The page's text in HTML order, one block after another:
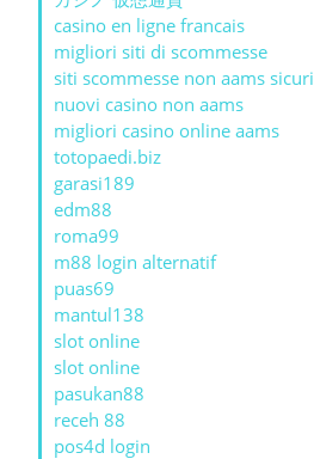
casino en ligne francais
migliori siti di scommesse
siti scommesse non aams sicuri
nuovi casino non aams
migliori casino online aams
totopaedi.biz
garasi189
edm88
roma99
m88 login alternatif
puas69
mantul138
slot online
slot online
pasukan88
receh 88
pos4d login